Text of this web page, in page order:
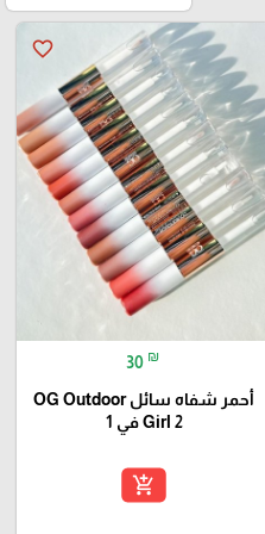
favorite_border
30 ₪
أحمر شفاه سائل OG Outdoor
Girl 2 في 1
add_shopping_cart